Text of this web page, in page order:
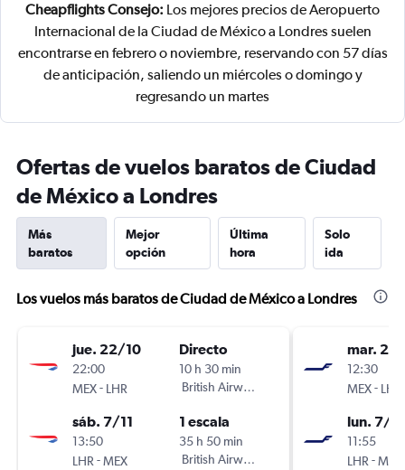
Cheapflights Consejo: Los mejores precios de Aeropuerto
Internacional de la Ciudad de México a Londres suelen
encontrarse en febrero o noviembre, reservando con 57 días
de anticipación, saliendo un miércoles o domingo y
regresando un martes
Ofertas de vuelos baratos de Ciudad
de México a Londres
Más
baratos
Mejor
opción
Última
hora
Solo
ida
Los vuelos más baratos de Ciudad de México a Londres
jue. 22/10
22:00
MEX- LHR
Directo
10 h 30 min
British Airways
sáb. 7/11
13:50
LHR -MEX
1 escala
35 h 50 min
British Airways
mar. 24/
12:30
MEX- LHR
lun. 7/
11:55
LHR -MEX